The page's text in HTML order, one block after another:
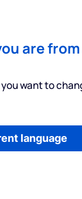
are
you want to
language